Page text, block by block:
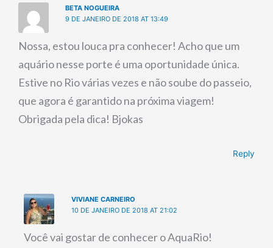
BETA NOGUEIRA
9 DE JANEIRO DE 2018 AT 13:49
Nossa, estou louca pra conhecer! Acho que um
aquário nesse porte é uma oportunidade única.
Estive no Rio várias vezes e não soube do passeio,
que agora é garantido na próxima viagem!
Obrigada pela dica! Bjokas
Reply
VIVIANE CARNEIRO
10 DE JANEIRO DE 2018 AT 21:02
Você vai gostar de conhecer o AquaRio!